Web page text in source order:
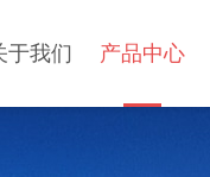
于我们 产品中心